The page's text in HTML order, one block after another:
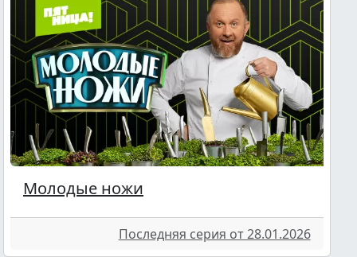
Молодые ножи
Последняя серия от 28.01.2026